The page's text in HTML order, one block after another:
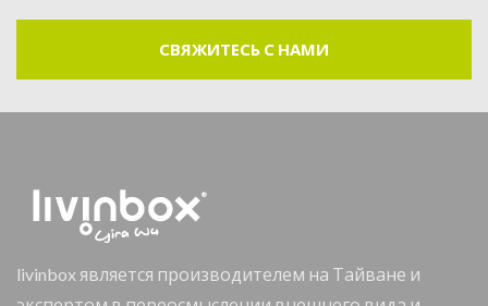
СВЯЖИТЕСЬ С НАМИ
livinbox является производителем на Тайване и